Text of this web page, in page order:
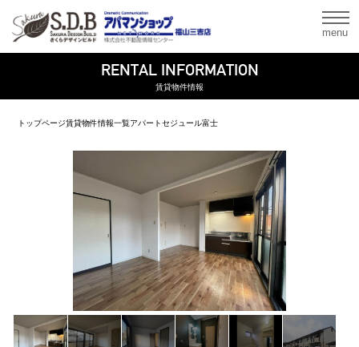
menu
RENTAL INFORMATION
賃貸物件情報
トップページ賃貸物件情報一覧アパートセジュール富士